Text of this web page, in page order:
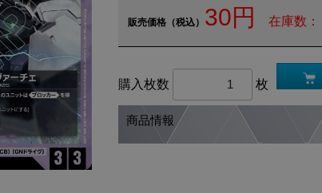
販売価格（税込） 30円 在庫数：
購入枚数 枚
商品情報